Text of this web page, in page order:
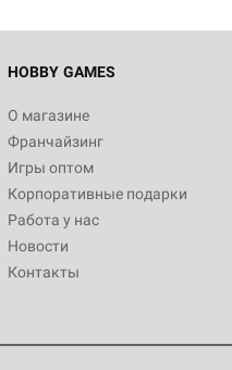
HOBBY GAMES
О магазине
Франчайзинг
Игры оптом
Корпоративные подарки
Работа у нас
Новости
Контакты